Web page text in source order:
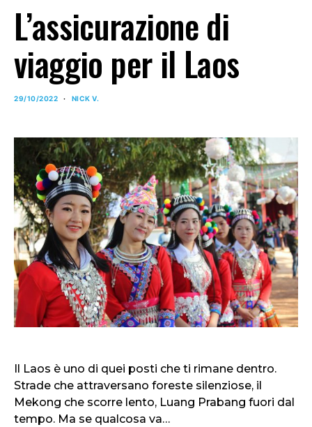
L’assicurazione di
viaggio per il Laos
29/10/2022 NICK V.
Il Laos è uno di quei posti che ti rimane dentro.
Strade che attraversano foreste silenziose, il
Mekong che scorre lento, Luang Prabang fuori dal
tempo. Ma se qualcosa va…